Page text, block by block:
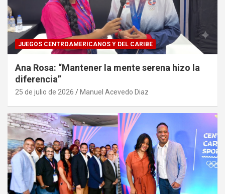
JUEGOS CENTROAMERICANOS Y DEL CARIBE
Ana Rosa: “Mantener la mente serena hizo la
diferencia”
25 de julio de 2026 Manuel Acevedo Diaz